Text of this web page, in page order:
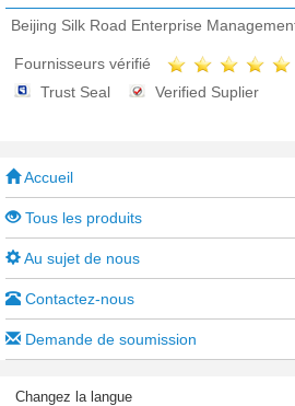
Beijing Silk Road Enterprise
Fournisseurs vérifié
Trust Seal
Verified Suplier
Accueil
Tous les produits
Au sujet de nous
Contactez-nous
Demande de soumission
Changez la langue